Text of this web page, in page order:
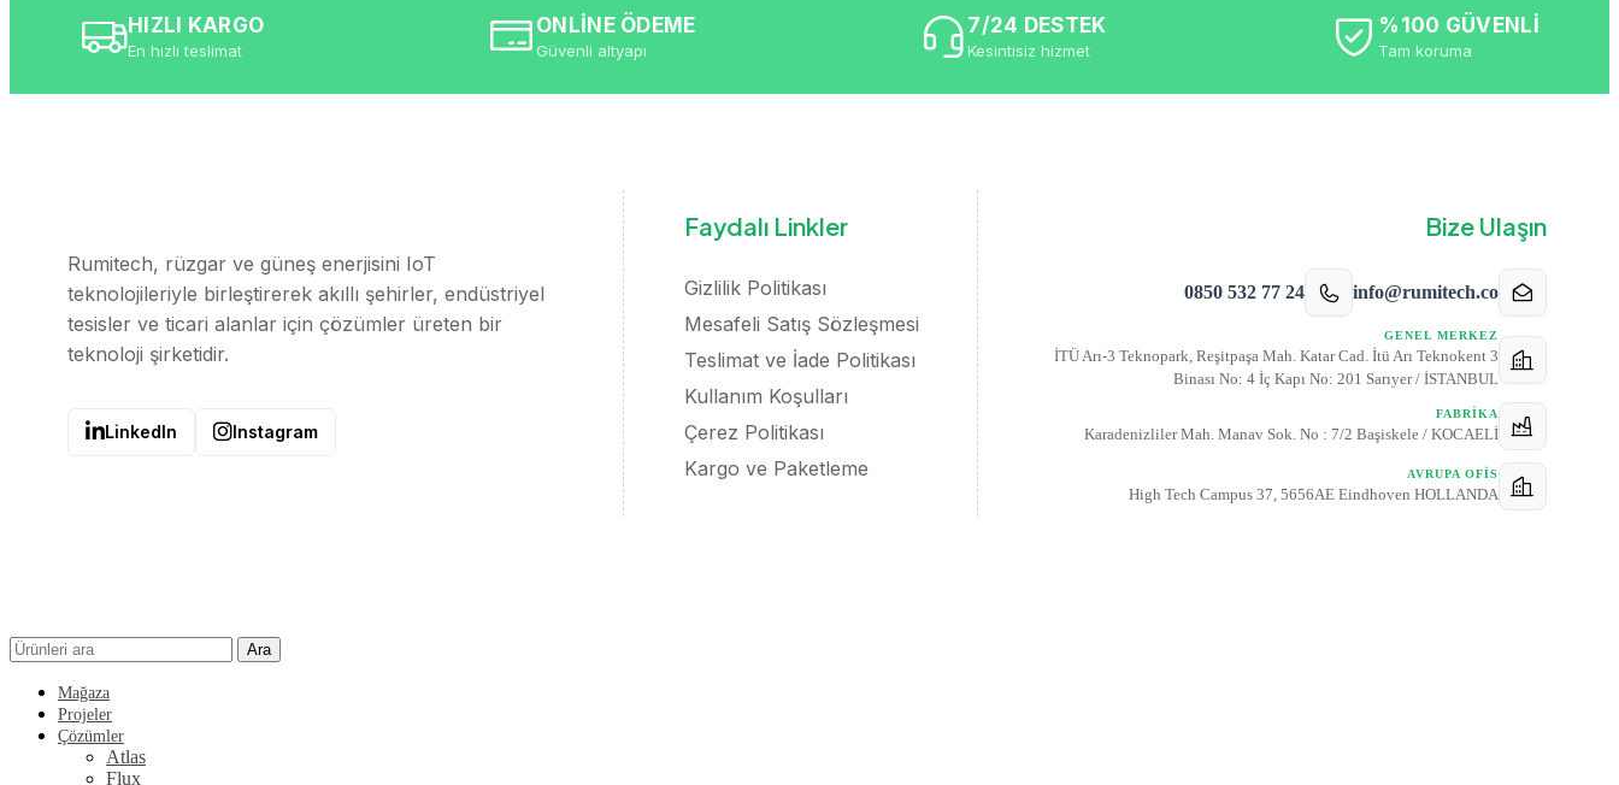
HIZLI KARGO
En hızlı teslimat
ONLİNE ÖDEME
Güvenli altyapı
7/24 DESTEK
Kesintisiz hizmet
%100 GÜVENLİ
Tam koruma
Rumitech, rüzgar ve güneş enerjisini IoT
teknolojileriyle birleştirerek akıllı şehirler, endüstriyel
tesisler ve ticari alanlar için çözümler üreten bir
teknoloji şirketidir.
LinkedIn Instagram
Faydalı Linkler
Gizlilik Politikası
Mesafeli Satış Sözleşmesi
Teslimat ve İade Politikası
Kullanım Koşulları
Çerez Politikası
Kargo ve Paketleme
Bize Ulaşın
0850 532 77 24 info@rumitech.co
GENEL MERKEZ
İTÜ Arı-3 Teknopark, Reşitpaşa Mah. Katar Cad. İtü Arı Teknokent 3
Binası No: 4 İç Kapı No: 201 Sarıyer / İSTANBUL
FABRIKA
Karadenizliler Mah. Manav Sok. No : 7/2 Başiskele / KOCAELİ
AVRUPA OFIS
High Tech Campus 37, 5656AE Eindhoven HOLLANDA
Ara
Mağaza
Projeler
Çözümler
Atlas
Flux